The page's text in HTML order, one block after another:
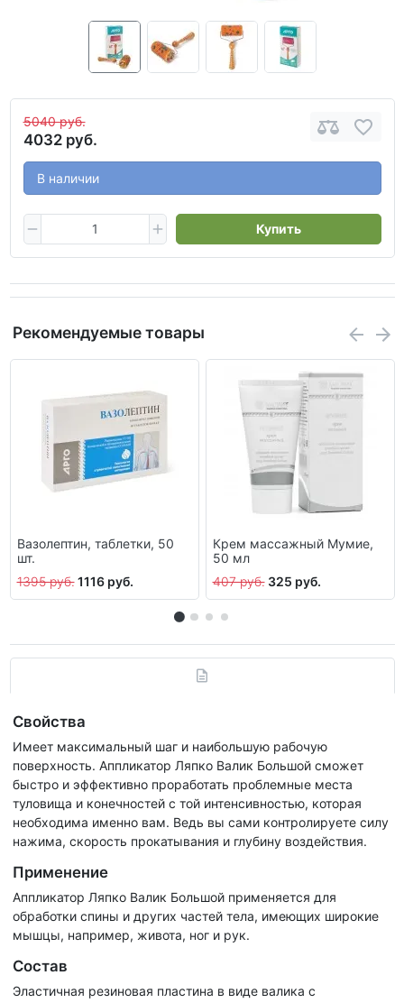
5040 руб.
4032 руб.
В наличии
Купить
Рекомендуемые товары
Вазолептин, таблетки, 50
шт.
1395 руб. 1116 руб.
Крем массажный Мумие,
50 мл
407 руб. 325 руб.
Свойства
Имеет максимальный шаг и наибольшую рабочую
поверхность. Аппликатор Ляпко Валик Большой сможет
быстро и эффективно проработать проблемные места
туловища и конечностей с той интенсивностью, которая
необходима именно вам. Ведь вы сами контролируете силу
нажима, скорость прокатывания и глубину воздействия.
Применение
Аппликатор Ляпко Валик Большой применяется для
обработки спины и других частей тела, имеющих широкие
мышцы, например, живота, ног и рук.
Состав
Эластичная резиновая пластина в виде валика с